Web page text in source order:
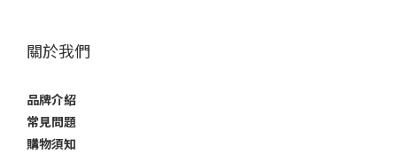
關於我們
品牌介紹
常見問題
購物須知